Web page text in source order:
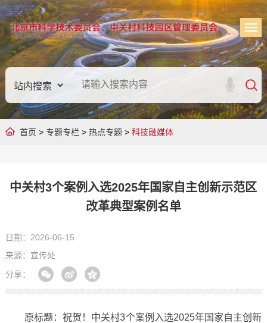
首页 > 专题专栏 > 热点专题> 科技融媒体
中关村3个案例入选2025年国家自主创新示范区
改革典型案例名单
日期：2026-06-15
来源：宣传处
分享：
原标题：祝贺！中关村3个案例入选2025年国家自主创新